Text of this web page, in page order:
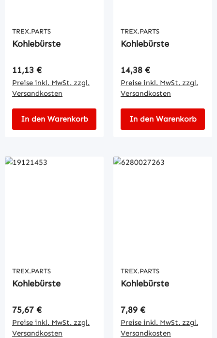
TREX.PARTS
Kohlebürste
Regulärer Preis:
11,13 €
Preise inkl. MwSt. zzgl.
Versandkosten
In den Warenkorb
TREX.PARTS
Kohlebürste
Regulärer Preis:
14,38 €
Preise inkl. MwSt. zzgl.
Versandkosten
In den Warenkorb
TREX.PARTS
Kohlebürste
Regulärer Preis:
75,67 €
Preise inkl. MwSt. zzgl.
Versandkosten
TREX.PARTS
Kohlebürste
Regulärer Preis:
7,89 €
Preise inkl. MwSt. zzgl.
Versandkosten